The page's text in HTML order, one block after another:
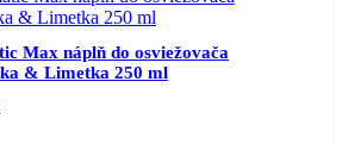
Max náplň do osviežovača
& Limetka 250 ml